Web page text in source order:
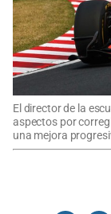
El director de la
aspectos por
una mejora